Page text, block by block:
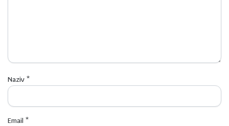
Naziv *
Email *